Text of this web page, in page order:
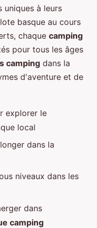
uniques à leurs
basque au cours
chaque camping
pour tous les âges
camping dans la
d'aventure et de
explorer le
local
dans la
niveaux dans les
dans
camping